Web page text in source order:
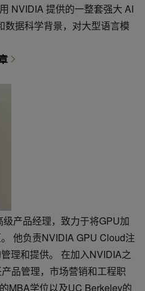
NVIDIA 提供的一整套强大 AI
数据科学背景，对大型语言模
产品经理，致力于将GPU加
他负责NVIDIA GPU Cloud注
理和提供。 在加入NVIDIA之
品管理，市场营销和工程职
MBA学位以及UC Berkeley的